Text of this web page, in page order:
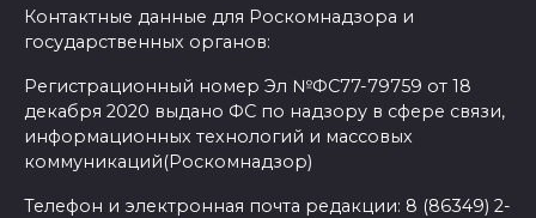
Контактные данные для Роскомнадзора и
государственных органов:
Регистрационный номер Эл №ФС77-79759 от 18
декабря 2020 выдано ФС по надзору в сфере связи,
информационных технологий и массовых
коммуникаций(Роскомнадзор)
Телефон и электронная почта редакции: 8 (86349) 2-